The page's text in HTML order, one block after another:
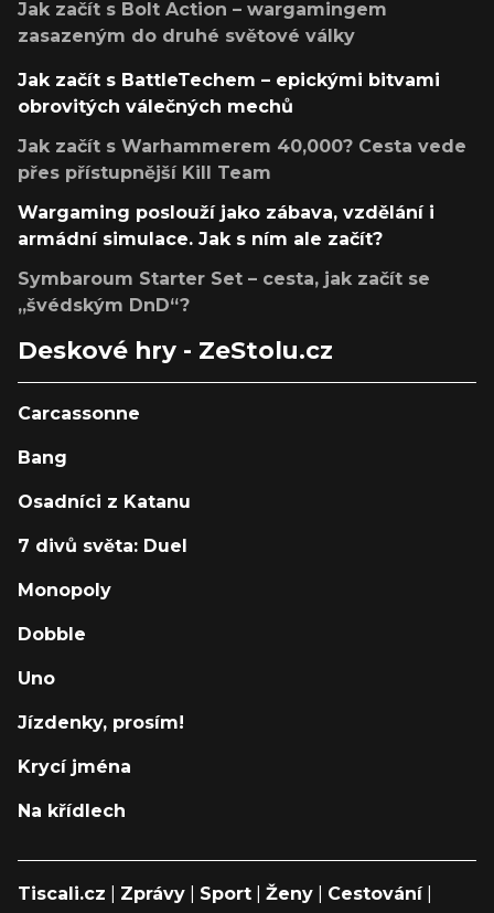
Jak začít s Bolt Action – wargamingem
zasazeným do druhé světové války
Jak začít s BattleTechem – epickými bitvami
obrovitých válečných mechů
Jak začít s Warhammerem 40,000? Cesta vede
přes přístupnější Kill Team
Wargaming poslouží jako zábava, vzdělání i
armádní simulace. Jak s ním ale začít?
Symbaroum Starter Set – cesta, jak začít se
„švédským DnD“?
Deskové hry - ZeStolu.cz
Carcassonne
Bang
Osadníci z Katanu
7 divů světa: Duel
Monopoly
Dobble
Uno
Jízdenky, prosím!
Krycí jména
Na křídlech
Tiscali.cz Zprávy Sport Ženy Cestování|